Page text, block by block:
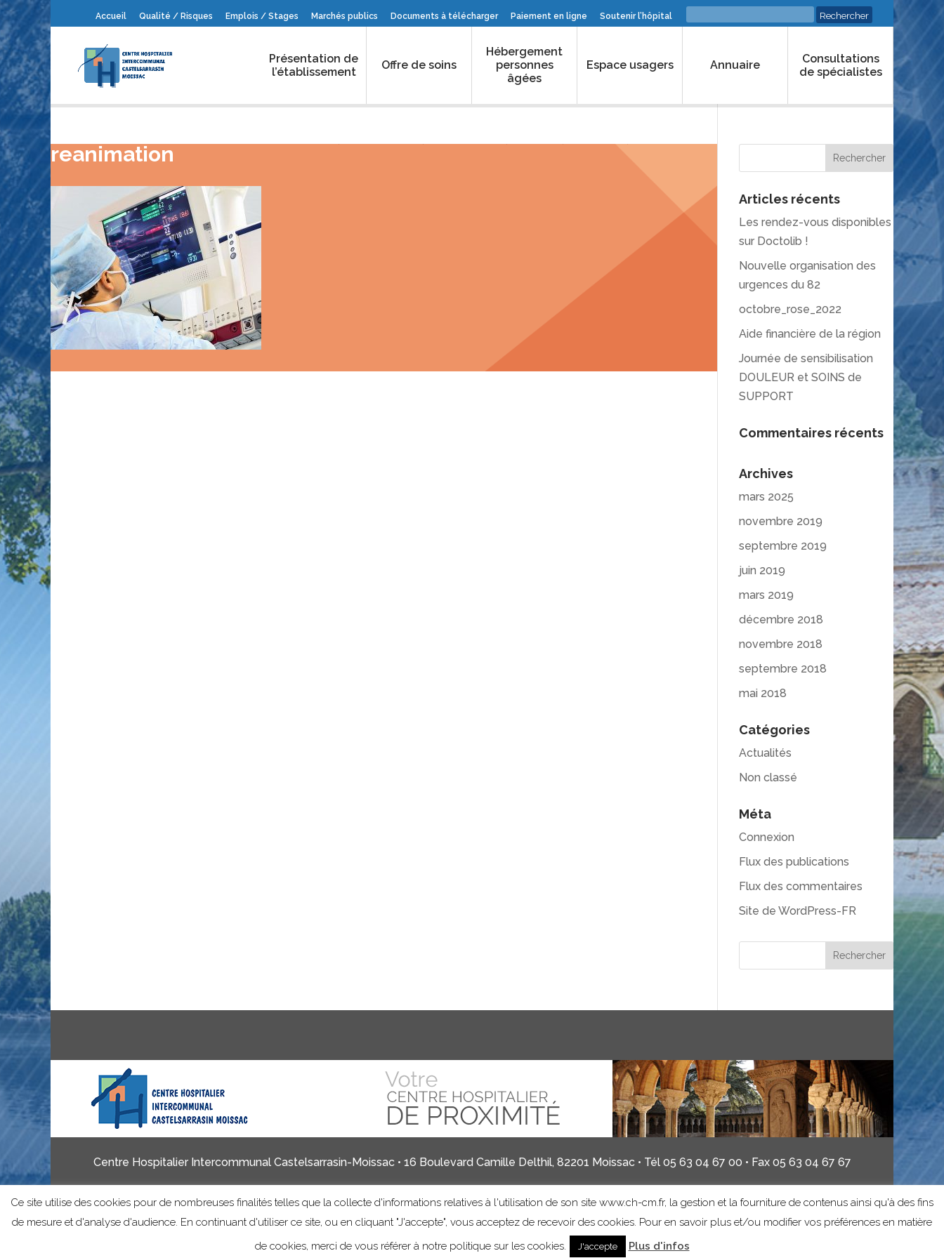
Accueil Qualité / Risques Emplois / Stages Marchés publics Documents à télécharger Paiement en ligne Soutenir l’hôpital
Présentation de
l’établissement
Offre de soins
Hébergement
personnes
âgées
Espace usagers Annuaire
Consultations
de spécialistes
reanimation
Articles récents
Les rendez-vous disponibles
sur Doctolib !
Nouvelle organisation des
urgences du 82
octobre_rose_2022
Aide financière de la région
Journée de sensibilisation
DOULEUR et SOINS de
SUPPORT
Commentaires récents
Archives
mars 2025
novembre 2019
septembre 2019
juin 2019
mars 2019
décembre 2018
novembre 2018
septembre 2018
mai 2018
Catégories
Actualités
Non classé
Méta
Connexion
Flux des publications
Flux des commentaires
Site de WordPress-FR
Centre Hospitalier Intercommunal Castelsarrasin-Moissac • 16 Boulevard Camille Delthil, 82201 Moissac • Tél 05 63 04 67 00 • Fax 05 63 04 67 67
Mentions légales Informations sur les cookies
Ce site utilise des cookies pour de nombreuses finalités telles que la collecte d'informations relatives à l'utilisation de son site www.ch-cm.fr, la gestion et la fourniture de contenus ainsi qu'à des fins
de mesure et d'analyse d'audience. En continuant d'utiliser ce site, ou en cliquant "J'accepte", vous acceptez de recevoir des cookies. Pour en savoir plus et/ou modifier vos préférences en matière
de cookies, merci de vous référer à notre politique sur les cookies.
J'accepte Plus d'infos